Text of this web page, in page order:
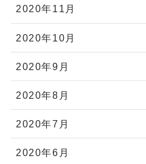
2020年11月
2020年10月
2020年9月
2020年8月
2020年7月
2020年6月